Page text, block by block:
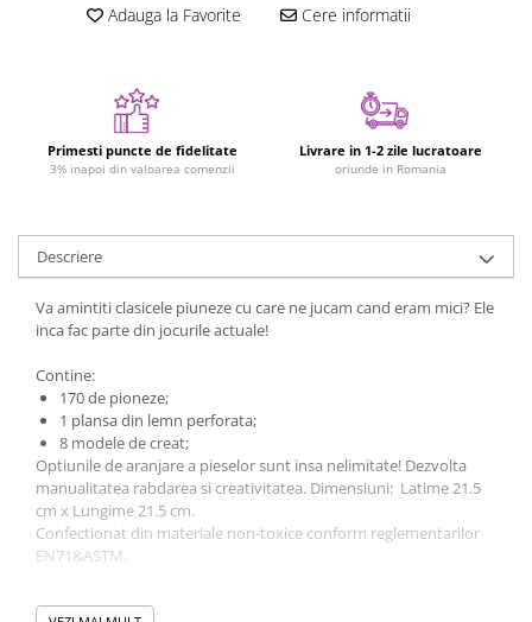
Figurine cu animale domestice
Jucarii Montessori
Nevoi speciale si sindrom Down
Seturi Numberblocks
Jucarii fructe si legume
Puzzle clasic
Puzzle incastru
Puzzle de podea
IQ puzzle
Jucarii bebelusi
Jucarii de baie
Adauga la Favorite Cere informatii
Primesti puncte de fidelitate
3% inapoi din valoarea comenzii
Livrare in 1-2 zile lucratoare
oriunde in Romania
Descriere
Va amintiti clasicele piuneze cu care ne jucam cand eram mici? Ele
inca fac parte din jocurile actuale!
Contine:
170 de pioneze;
1 plansa din lemn perforata;
8 modele de creat;
Optiunile de aranjare a pieselor sunt insa nelimitate! Dezvolta
manualitatea rabdarea si creativitatea. Dimensiuni: Latime 21.5
cm x Lungime 21.5 cm.
Confectionat din materiale non-toxice conform reglementarilor
EN71&ASTM.
AVERTISMENT: Contraindicat copiilor mai mici de 3 ani contine